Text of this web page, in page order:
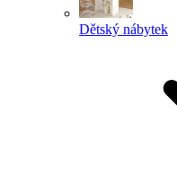
Dětský nábytek